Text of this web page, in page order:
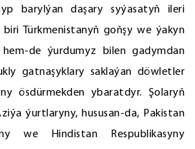
barylýan daşary syýasatyň ileri
Türkmenistanyň goňşy we ýakyn
de ýurdumyz bilen gadymdan
gatnaşyklary saklaýan döwletler
ösdürmekden ybaratdyr. Şolaryň
ýurtlaryny, hususan-da, Pakistan
we Hindistan Respublikasyny